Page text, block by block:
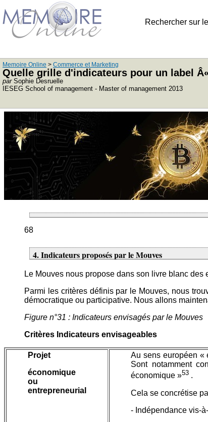
Rechercher sur
Memoire Online > Commerce et Marketing
Quelle grille d'indicateurs pour un label
parSophie Desruelle
IESEG School of management - Master of management 2013
68
4. Indicateurs proposés par le Mouves
Le Mouves nous propose dans son livre blanc des
Parmi les critères définis par le Mouves, nous
démocratique ou participative. Nous allons
Figure n°31 : Indicateurs envisagés par le Mouves
Critères Indicateurs envisageables
Projet
économique
ou
entrepreneurial
Au sens européen «
Sont notamment
économique »53 .
Cela se concrétise
- Indépendance vis-